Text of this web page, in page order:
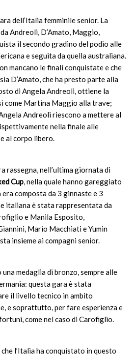
dell’Italia femminile senior. La
Andreoli, D’Amato, Maggio,
il secondo gradino del podio alle
e seguita da quella australiana.
mancano le finali conquistate e che
D’Amato, che ha presto parte alla
di Angela Andreoli, ottiene la
come Martina Maggio alla trave;
Andreoli riescono a mettere al
nella finale alle
al corpo libero.
rassegna, nell’ultima giornata di
Cup , nella quale hanno gareggiato
composta da 3 ginnaste e 3
italiana è stata rappresentata da
e Manila Esposito,
Mario Macchiati e Yumin
insieme ai compagni senior.
medaglia di bronzo, sempre alle
questa gara è stata
il livello tecnico in ambito
e soprattutto, per fare esperienza e
come nel caso di Carofiglio.
l’Italia ha conquistato in questo